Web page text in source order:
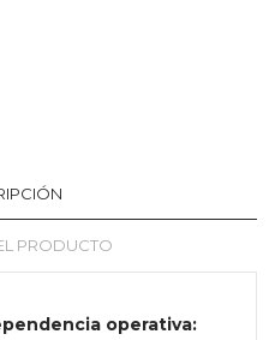
PRODUCTO
operativa: